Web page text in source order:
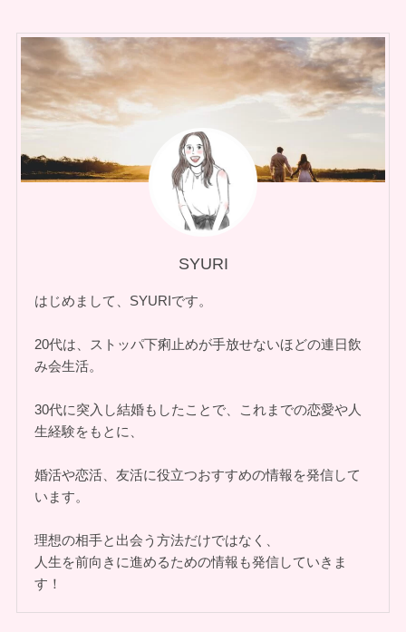
SYURI
はじめまして、SYURIです。
20代は、ストッパ下痢止めが手放せないほどの連日飲
み会生活。
30代に突入し結婚もしたことで、これまでの恋愛や人
生経験をもとに、
婚活や恋活、友活に役立つおすすめの情報を発信して
います。
理想の相手と出会う方法だけではなく、
人生を前向きに進めるための情報も発信していきま
す！